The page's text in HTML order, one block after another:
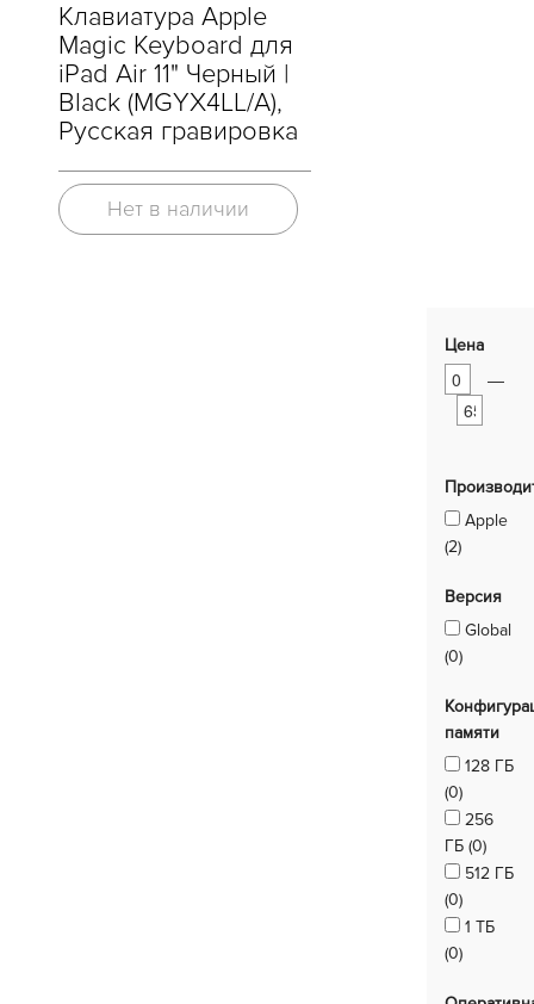
Клавиатура Apple
Magic Keyboard для
iPad Air 11" Черный |
Black (MGYX4LL/A),
Русская гравировка
Нет в наличии
Цена
—
Apple
(2)
Версия
Global
(0)
памяти
128 ГБ
(0)
256
ГБ (0)
512 ГБ
(0)
1 ТБ
(0)